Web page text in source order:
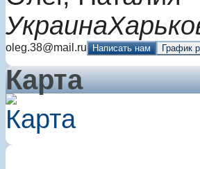
Украина
oleg.38@mail.ru Написать нам График
Карта